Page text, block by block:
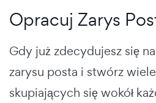
Opracuj Zarys
Gdy już zdecydujesz się
zarysu posta i stwórz
skupiających się wokół